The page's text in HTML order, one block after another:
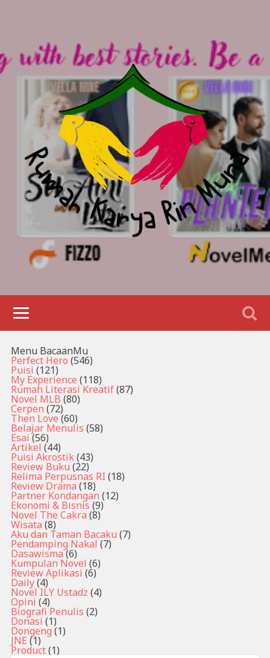
Menu BacaanMu
Perfect Hero (546)
Puisi (121)
My Experience (118)
Rumah Literasi Kreatif(87)
Novel MLB (80)
Cerpen (72)
Then Love (60)
Belajar Menulis (58)
Esai (56)
Artikel (44)
Puisi Akrostik(43)
Review Buku (22)
Relima Perpusnas RI (18)
Review Drama (18)
Partner Kondangan (12)
Ekonomi & Bisnis (9)
Novel The Cakra (8)
Wisata (8)
Aku dan Taman Bacaku (7)
Pendamping Nakal (7)
Dasawisma (6)
Kumpulan Novel (6)
Review Aplikasi (6)
Daily(4)
Novel ILY Ustadz (4)
Opini (4)
Biografi Penulis (2)
Donasi (1)
Dongeng (1)
JNE (1)
Product(1)